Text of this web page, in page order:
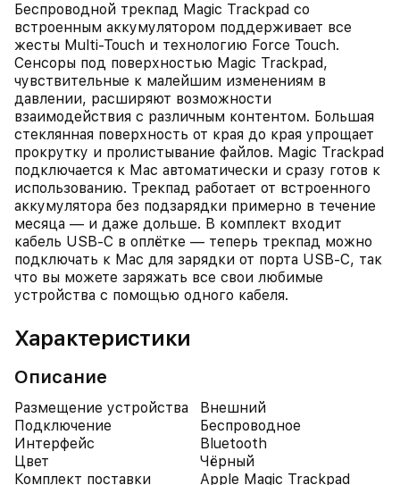
Беспроводной трекпад Magic Trackpad со
встроенным аккумулятором поддерживает все
жесты Multi‑Touch и технологию Force Touch.
Сенсоры под поверхностью Magic Trackpad,
чувствительные к малейшим изменениям в
давлении, расширяют возможности
взаимодействия с различным контентом. Большая
стеклянная поверхность от края до края упрощает
прокрутку и пролистывание файлов. Magic Trackpad
подключается к Mac автоматически и сразу готов к
использованию. Трекпад работает от встроенного
аккумулятора без подзарядки примерно в течение
месяца — и даже дольше. В комплект входит
кабель USB‑C в оплётке — теперь трекпад можно
подключать к Mac для зарядки от порта USB-C, так
что вы можете заряжать все свои любимые
устройства с помощью одного кабеля.
Характеристики
Описание
Размещение устройства
Внешний
Подключение
Беспроводное
Интерфейс
Bluetooth
Цвет
Чёрный
Комплект поставки
Apple Magic Trackpad